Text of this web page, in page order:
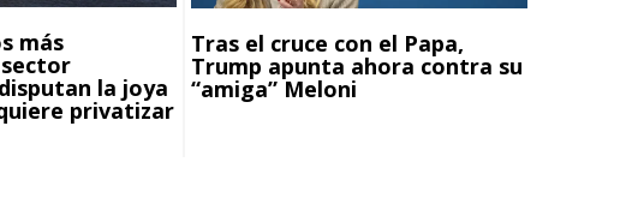
más
la joya
privatizar
Tras el cruce con el Papa,
Trump apunta ahora contra su
“amiga” Meloni